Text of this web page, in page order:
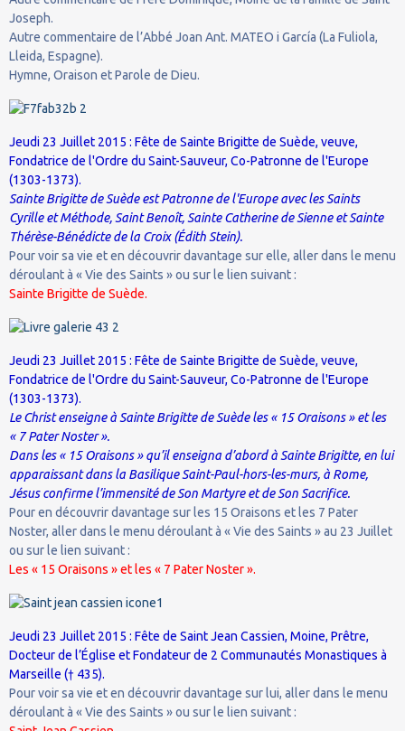
Joseph.
Autre commentaire de l’Abbé Joan Ant. MATEO i García (La Fuliola,
Lleida, Espagne).
Hymne, Oraison et Parole de Dieu.
Jeudi 23 Juillet 2015 : Fête de Sainte Brigitte de Suède, veuve,
Fondatrice de l'Ordre du Saint-Sauveur, Co-Patronne de l'Europe
(1303-1373).
Sainte Brigitte de Suède est Patronne de l'Europe avec les Saints
Cyrille et Méthode, Saint Benoît, Sainte Catherine de Sienne et Sainte
Thérèse-Bénédicte de la Croix (Édith Stein).
Pour voir sa vie et en découvrir davantage sur elle, aller dans le menu
déroulant à « Vie des Saints » ou sur le lien suivant :
Sainte Brigitte de Suède.
Jeudi 23 Juillet 2015 : Fête de Sainte Brigitte de Suède, veuve,
Fondatrice de l'Ordre du Saint-Sauveur, Co-Patronne de l'Europe
(1303-1373).
Le Christ enseigne à Sainte Brigitte de Suède les « 15 Oraisons » et les
« 7 Pater Noster ».
Dans les « 15 Oraisons » qu’il enseigna d’abord à Sainte Brigitte, en lui
apparaissant dans la Basilique Saint-Paul-hors-les-murs, à Rome,
Jésus confirme l’immensité de Son Martyre et de Son Sacrifice.
Pour en découvrir davantage sur les 15 Oraisons et les 7 Pater
Noster, aller dans le menu déroulant à « Vie des Saints » au 23 Juillet
ou sur le lien suivant :
Les « 15 Oraisons » et les « 7 Pater Noster ».
Jeudi 23 Juillet 2015 : Fête de Saint Jean Cassien, Moine, Prêtre,
Docteur de l’Église et Fondateur de 2 Communautés Monastiques à
Marseille († 435).
Pour voir sa vie et en découvrir davantage sur lui, aller dans le menu
déroulant à « Vie des Saints » ou sur le lien suivant :